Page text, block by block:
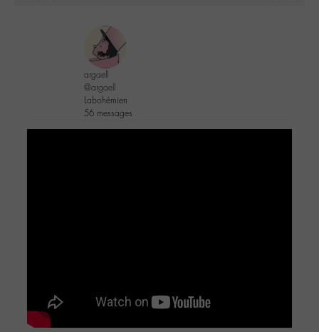
argaell
@argaell
Labohémien
56 messages